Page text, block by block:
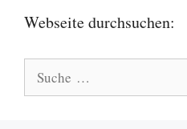
Webseite durchsuchen:
nach: